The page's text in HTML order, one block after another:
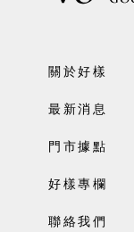
關於好樣
最新消息
門市據點
好樣專欄
聯絡我們